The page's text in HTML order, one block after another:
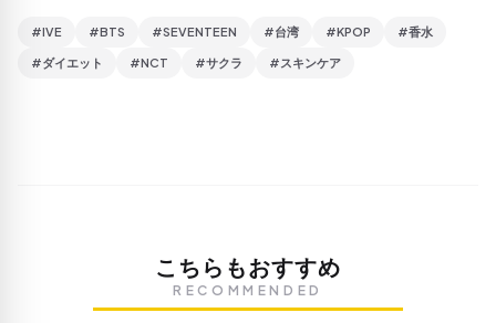
#IVE #BTS #SEVENTEEN #台湾 #KPOP #香水
#ダイエット #NCT #サクラ #スキンケア
こちらもおすすめ
RECOMMENDED